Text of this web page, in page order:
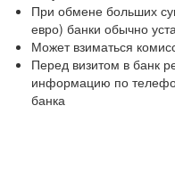
При обмене больших
евро) банки обычно
Может взиматься
Перед визитом в банк
информацию по
банка